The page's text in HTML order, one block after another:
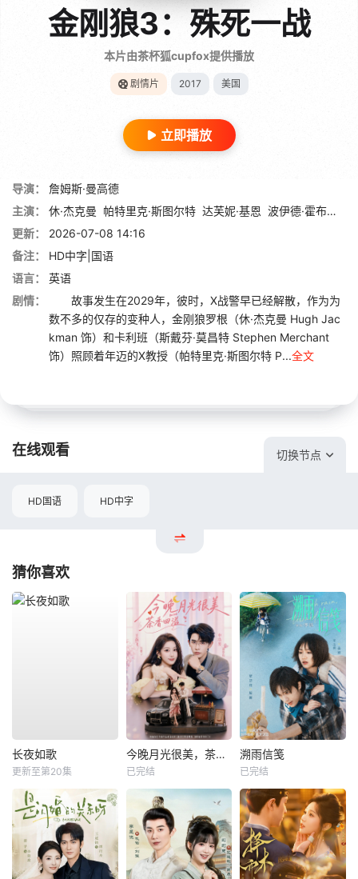
金刚狼3：殊死一战
本片由茶杯狐cupfox提供播放
剧情片 2017 美国
立即播放
导演：
詹姆斯·曼高德
主演：
休·杰克曼 帕特里克·斯图尔特 达芙妮·基恩 波伊德·霍布鲁克
更新：
2026-07-08 14:16
备注：
HD中字|国语
语言：
英语
剧情：
故事发生在2029年，彼时，X战警早已经解散，作为为
数不多的仅存的变种人，金刚狼罗根（休·杰克曼 Hugh Jac
kman 饰）和卡利班（斯戴芬·莫昌特 Stephen Merchant
饰）照顾着年迈的X教授（帕特里克·斯图尔特 P...全文
在线观看 切换节点
HD国语 HD中字
猜你喜欢
长夜如歌
更新至第20集
今晚月光很美，茶香四溢
已完结
溯雨信笺
已完结